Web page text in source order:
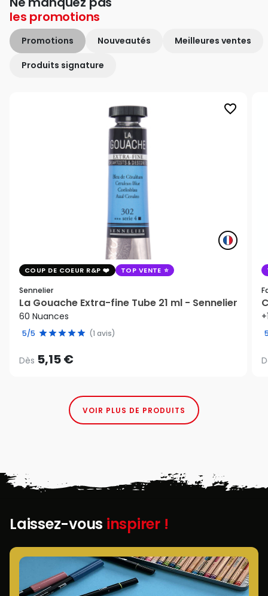
les promotions
Promotions Nouveautés Meilleures ventes
Produits signature
favorite_border
COUP DE COEUR R&P TOP VENTE
Sennelier
La Gouache Extra-fine Tube 21 ml - Sennelier
60 Nuances
5/5 (1 avis)
Dès 5,15 €
VOIR PLUS DE PRODUITS
Laissez-vous inspirer !